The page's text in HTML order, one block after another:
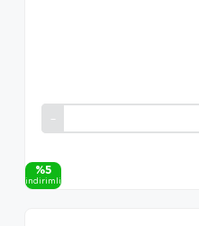
%5
i̇ndi̇ri̇mli̇